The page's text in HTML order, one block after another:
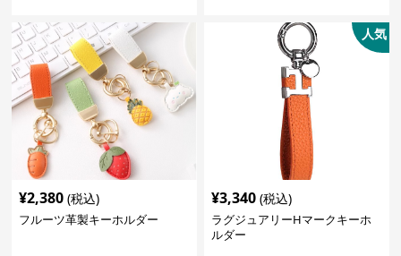
¥2,380 (税込)
フルーツ革製キーホルダー
人気
¥3,340 (税込)
ラグジュアリーHマークキーホ
ルダー